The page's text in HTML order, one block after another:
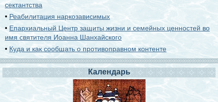
сектантства
• Реабилитация наркозависимых
• Епархиальный Центр защиты жизни и семейных ценностей во
имя святителя Иоанна Шанхайского
• Куда и как сообщать о противоправном контенте
Календарь